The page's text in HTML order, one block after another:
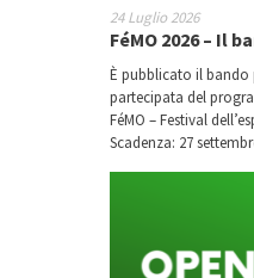
24 Luglio 2026
FéMO 2026 – Il
È pubblicato il bando
partecipata del
FéMO – Festival
Scadenza: 27